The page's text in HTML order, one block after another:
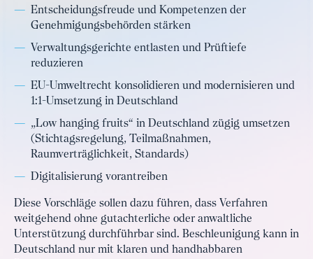
Entscheidungsfreude und Kompetenzen der
Genehmigungsbehörden stärken
Verwaltungsgerichte entlasten und Prüftiefe
reduzieren
EU-Umweltrecht konsolidieren und modernisieren und
1:1-Umsetzung in Deutschland
„Low hanging fruits“ in Deutschland zügig umsetzen
(Stichtagsregelung, Teilmaßnahmen,
Raumverträglichkeit, Standards)
Digitalisierung vorantreiben
Diese Vorschläge sollen dazu führen, dass Verfahren
weitgehend ohne gutachterliche oder anwaltliche
Unterstützung durchführbar sind. Beschleunigung kann in
Deutschland nur mit klaren und handhabbaren